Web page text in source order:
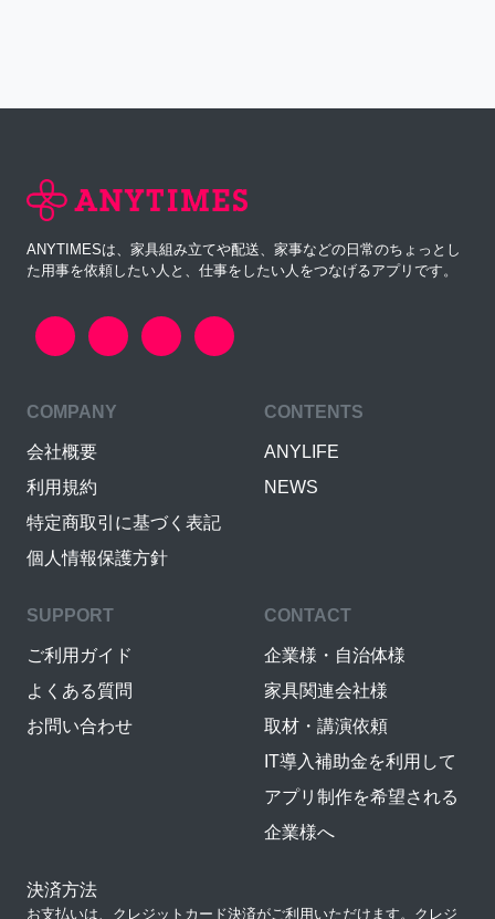
ANYTIMESは、家具組み立てや配送、家事などの日常のちょっとし
た用事を依頼したい人と、仕事をしたい人をつなげるアプリです。
COMPANY
会社概要
利用規約
特定商取引に基づく表記
個人情報保護方針
CONTENTS
ANYLIFE
NEWS
SUPPORT
ご利用ガイド
よくある質問
お問い合わせ
CONTACT
企業様・自治体様
家具関連会社様
取材・講演依頼
IT導入補助金を利用して
アプリ制作を希望される
企業様へ
決済方法
お支払いは、クレジットカード決済がご利用いただけます。クレジ